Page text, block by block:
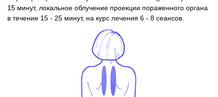
15 минут, локальное облучение проекции пораженного органа
в течение 15 - 25 минут, на курс лечения 6 - 8 сеансов.